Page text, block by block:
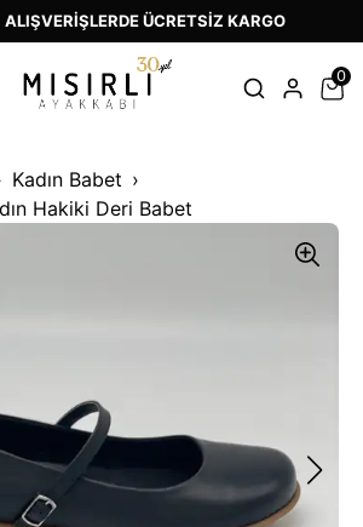
ÜCRETSİZ KARGO
0
Kadın Babet
Hakiki Deri Babet